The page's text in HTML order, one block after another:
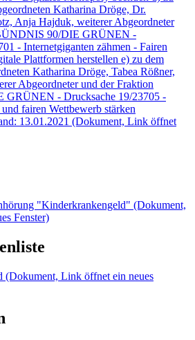
Katharina Dröge, Dr.
Anja Hajduk, weiterer Abgeordneter
90/DIE GRÜNEN -
- Internetgiganten zähmen - Fairen
Plattformen herstellen e) zu dem
Katharina Dröge, Tabea Rößner,
Abgeordneter und der Fraktion
- Drucksache 19/23705 -
fairen Wettbewerb stärken
13.01.2021 (Dokument, Link öffnet
"Kinderkrankengeld" (Dokument,
Fenster)
(Dokument, Link öffnet ein neues